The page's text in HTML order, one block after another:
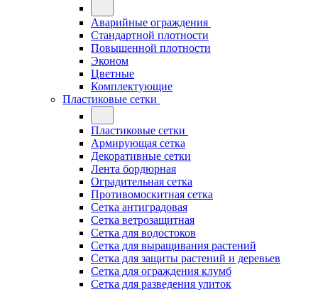
Аварийные ограждения
Стандартной плотности
Повышенной плотности
Эконом
Цветные
Комплектующие
Пластиковые сетки
Пластиковые сетки
Армирующая сетка
Декоративные сетки
Лента бордюрная
Оградительная сетка
Противомоскитная сетка
Сетка антиградовая
Сетка ветрозащитная
Сетка для водостоков
Сетка для выращивания растений
Сетка для защиты растений и деревьев
Сетка для ограждения клумб
Сетка для разведения улиток